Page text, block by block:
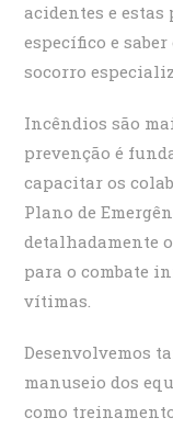
acidentes e estas
específico e
socorro
Incêndios são
prevenção é
capacitar os
Plano de
detalhadamente
para o combate
vítimas.
Desenvolvemos
manuseio dos
como